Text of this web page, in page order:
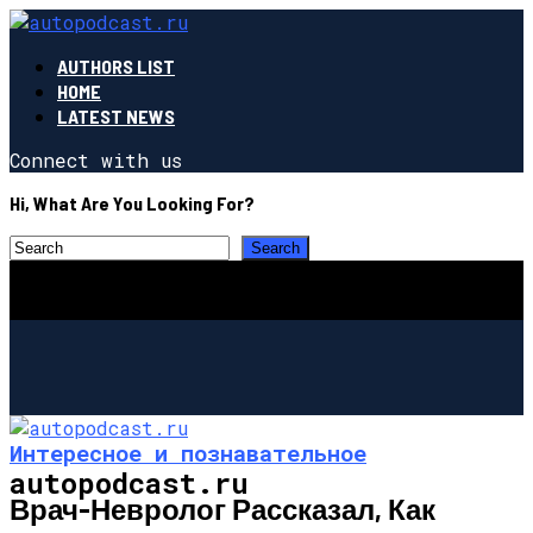
AUTHORS LIST
HOME
LATEST NEWS
Connect with us
Hi, What Are You Looking For?
autopodcast.ru
Интересное и познавательное
Врач-Невролог Рассказал, Как